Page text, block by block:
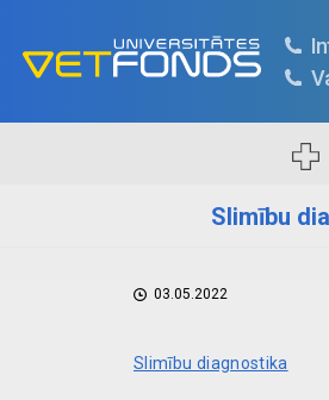
Slimību
03.05.2022
Slimību diagnostika